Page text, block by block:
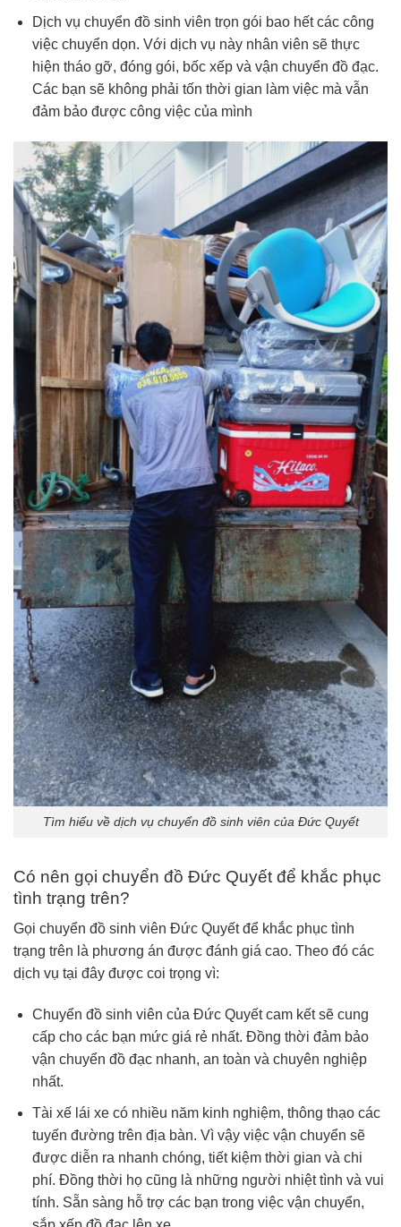
Dịch vụ chuyển đồ sinh viên trọn gói bao hết các công
việc chuyển dọn. Với dịch vụ này nhân viên sẽ thực
hiện tháo gỡ, đóng gói, bốc xếp và vận chuyển đồ đạc.
Các bạn sẽ không phải tốn thời gian làm việc mà vẫn
đảm bảo được công việc của mình
Tìm hiểu về dịch vụ chuyển đồ sinh viên của Đức Quyết
Có nên gọi chuyển đồ Đức Quyết để khắc phục
tình trạng trên?
Gọi chuyển đồ sinh viên Đức Quyết để khắc phục tình
trạng trên là phương án được đánh giá cao. Theo đó các
dịch vụ tại đây được coi trọng vì:
Chuyển đồ sinh viên của Đức Quyết cam kết sẽ cung
cấp cho các bạn mức giá rẻ nhất. Đồng thời đảm bảo
vận chuyển đồ đạc nhanh, an toàn và chuyên nghiệp
nhất.
Tài xế lái xe có nhiều năm kinh nghiệm, thông thạo các
tuyến đường trên địa bàn. Vì vậy việc vận chuyển sẽ
được diễn ra nhanh chóng, tiết kiệm thời gian và chi
phí. Đồng thời họ cũng là những người nhiệt tình và vui
tính. Sẵn sàng hỗ trợ các bạn trong việc vận chuyển,